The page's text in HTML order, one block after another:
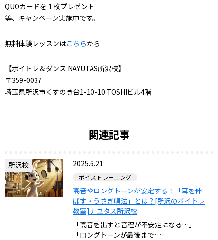
QUOカードを１枚プレゼント
等、キャンペーン実施中です。
無料体験レッスンはこちらから
【ボイトレ＆ダンス NAYUTAS所沢校】
〒359-0037
埼玉県所沢市くすのき台1-10-10 TOSHIビル4階
関連記事
所沢校 2025.6.21
ボイストレーニング
高音やロングトーンが安定する！「耳を伸
ばす・うさぎ唱法」とは？[所沢のボイトレ
教室]ナユタス所沢校
「高音を出すと音程が不安定になる…」
「ロングトーンが最後まで…